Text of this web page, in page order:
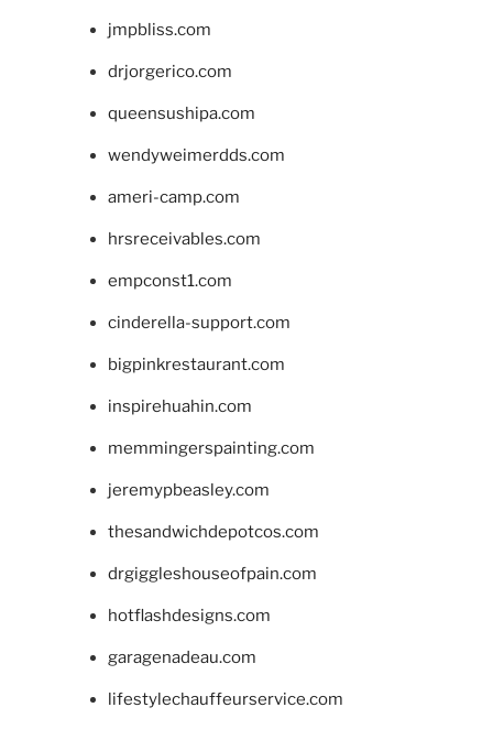
jmpbliss.com
drjorgerico.com
queensushipa.com
wendyweimerdds.com
ameri-camp.com
hrsreceivables.com
empconst1.com
cinderella-support.com
bigpinkrestaurant.com
inspirehuahin.com
memmingerspainting.com
jeremypbeasley.com
thesandwichdepotcos.com
drgiggleshouseofpain.com
hotflashdesigns.com
garagenadeau.com
lifestylechauffeurservice.com